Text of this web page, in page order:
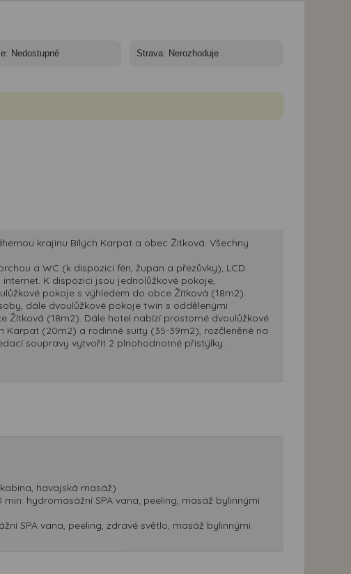
krajinu Bílých Karpat a obec Žitková. Všechny
a WC (k dispozici fén, župan a přezůvky), LCD
K dispozici jsou jednolůžkové pokoje,
pokoje s výhledem do obce Žítková (18m2).
dále dvoulůžkové pokoje twin s oddělenými
(18m2). Dále hotel nabízí prostorné dvoulůžkové
(20m2) a rodinné suity (35-39m2), rozčleněné na
soupravy vytvořit 2 plnohodnotné přistýlky.
havajská masáž)
hydromasážní SPA vana, peeling, masáž bylinnými
SPA vana, peeling, zdravé světlo, masáž bylinnými